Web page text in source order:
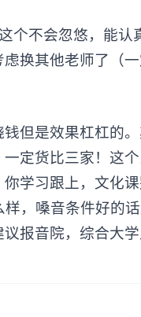
不会忽悠，能认
换其他老师了（
但是效果杠杠的
定货比三家！这
学习跟上，文化课
，嗓音条件好的
报音院，综合大学